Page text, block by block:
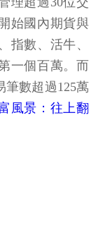
始國內期貨與
指數、活牛、
一個百萬。而
筆數超過125萬
風景：往上翻